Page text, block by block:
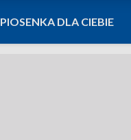
PIOSENKA DLA CIEBIE